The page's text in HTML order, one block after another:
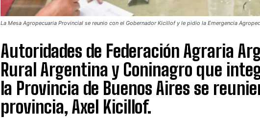
La Mesa Agropecuaria Provincial se reunio con el Gobernador Kicillof y le pidio la Emergencia
Autoridades de Federación Agraria
Rural Argentina y Coninagro que
la Provincia de Buenos Aires se
provincia, Axel Kicillof.